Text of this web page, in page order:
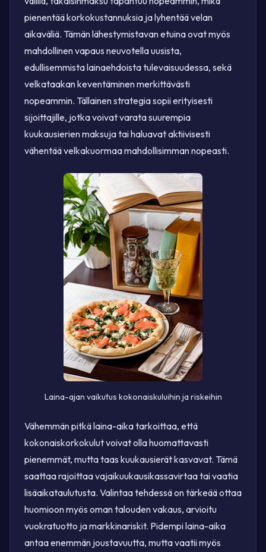
pienentää korkokustannuksia ja lyhentää velan
aikaväliä. Tämän lähestymistavan etuina ovat myös
mahdollinen vapaus neuvotella uusista,
edullisemmista lainaehdoista tulevaisuudessa, sekä
velkataakan keventäminen merkittävästi
nopeammin. Tällainen strategia sopii erityisesti
sijoittajille, jotka voivat varata suurempia
kuukausierien maksuja tai haluavat aktiivisesti
vähentää velkakuormaa mahdollisimman nopeasti.
Laina-ajan vaikutus kokonaiskuluihin ja riskeihin
Vähemmän pitkä laina-aika tarkoittaa, että
kokonaiskorkokulut voivat olla huomattavasti
pienemmät, mutta taas kuukausierät kasvavat. Tämä
saattaa rajoittaa vajaikuukausikassavirtaa tai vaatia
lisäaikataulutusta. Valintaa tehdessä on tärkeää ottaa
huomioon myös oman talouden vakaus, arvioitu
vuokratuotto ja markkinariskit. Pidempi laina-aika
antaa enemmän joustavuutta, mutta vaatii myös